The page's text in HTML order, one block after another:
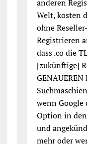
anderen
Welt, kosten
ohne
Registrieren
dass .co die
[zukünftige]
wenn Google
Option in
und
mehr oder